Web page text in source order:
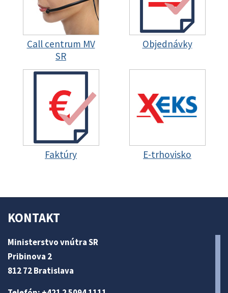
Call centrum MV
SR
Objednávky
Faktúry E-trhovisko
KONTAKT
Ministerstvo vnútra SR
Pribinova 2
812 72 Bratislava